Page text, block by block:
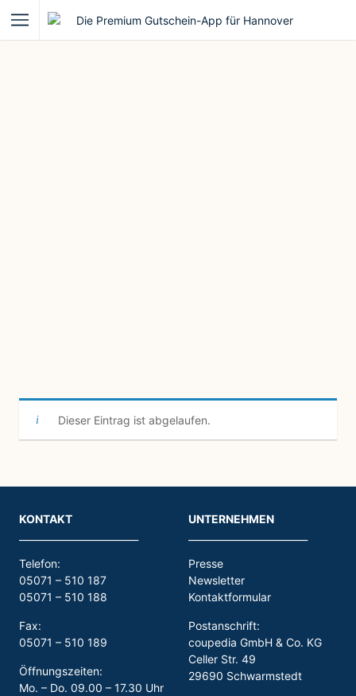
Dieser Eintrag ist abgelaufen.
KONTAKT
Telefon:
05071 – 510 187
05071 – 510 188
Fax:
05071 – 510 189
Öffnungszeiten:
Mo. – Do. 09.00 – 17.30 Uhr
UNTERNEHMEN
Presse
Newsletter
Kontaktformular
Postanschrift:
coupedia GmbH & Co. KG
Celler Str. 49
29690 Schwarmstedt